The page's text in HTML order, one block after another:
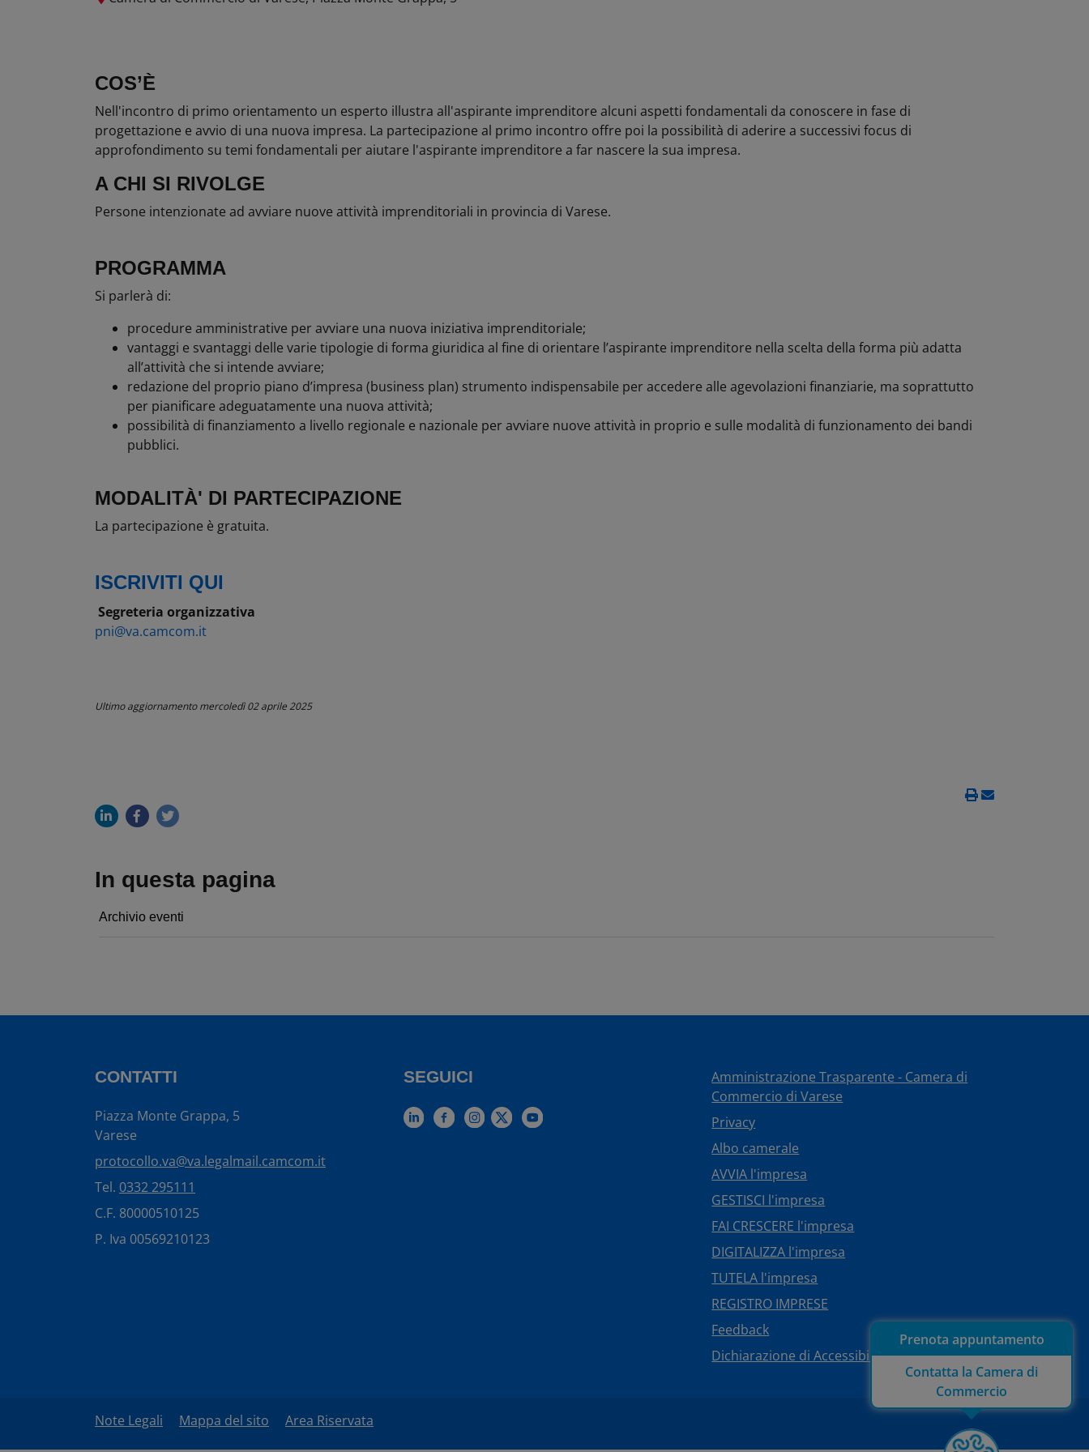
COS’È
Nell'incontro di primo orientamento un esperto illustra all'aspirante imprenditore alcuni aspetti fondamentali da conoscere in fase di
progettazione e avvio di una nuova impresa. La partecipazione al primo incontro offre poi la possibilità di aderire a successivi focus di
approfondimento su temi fondamentali per aiutare l'aspirante imprenditore a far nascere la sua impresa.
A CHI SI RIVOLGE
Persone intenzionate ad avviare nuove attività imprenditoriali in provincia di Varese.
PROGRAMMA
Si parlerà di:
procedure amministrative per avviare una nuova iniziativa imprenditoriale;
vantaggi e svantaggi delle varie tipologie di forma giuridica al fine di orientare l’aspirante imprenditore nella scelta della forma più adatta
all’attività che si intende avviare;
redazione del proprio piano d’impresa (business plan) strumento indispensabile per accedere alle agevolazioni finanziarie, ma soprattutto
per pianificare adeguatamente una nuova attività;
possibilità di finanziamento a livello regionale e nazionale per avviare nuove attività in proprio e sulle modalità di funzionamento dei bandi
pubblici.
MODALITÀ' DI PARTECIPAZIONE
La partecipazione è gratuita.
ISCRIVITI QUI
Segreteria organizzativa
pni@va.camcom.it
Ultimo aggiornamentomercoledì 02 aprile 2025
In questa pagina
Archivio eventi
Prenota appuntamento
Contatta la Camera di
Commercio
CONTATTI
Piazza Monte Grappa, 5
Varese
protocollo.va@va.legalmail.camcom.it
Tel. 0332 295111
C.F. 80000510125
P. Iva 00569210123
SEGUICI
Amministrazione Trasparente - Camera di
Commercio di Varese
Privacy
Albo camerale
AVVIA l'impresa
GESTISCI l'impresa
FAI CRESCERE l'impresa
DIGITALIZZA l'impresa
TUTELA l'impresa
REGISTRO IMPRESE
Feedback
Dichiarazione di Accessibilità
Note Legali Mappa del sito Area Riservata